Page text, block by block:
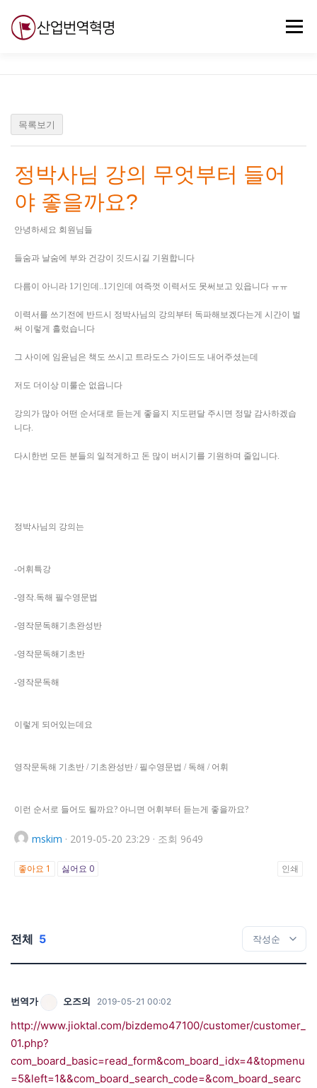
메뉴
목록보기
정박사님 강의 무엇부터 들어
야 좋을까요?
안녕하세요 회원님들
들숨과 날숨에 부와 건강이 깃드시길 기원합니다
다름이 아니라 1기인데..1기인데 여즉껏 이력서도 못써보고 있읍니다 ㅠㅠ
이력서를 쓰기전에 반드시 정박사님의 강의부터 독파해보겠다는게 시간이 벌
써 이렇게 흘렀습니다
그 사이에 임윤님은 책도 쓰시고 트라도스 가이드도 내어주셨는데
저도 더이상 미룰순 없읍니다
강의가 많아 어떤 순서대로 듣는게 좋을지 지도편달 주시면 정말 감사하겠습
니다.
다시한번 모든 분들의 일적게하고 돈 많이 버시기를 기원하며 줄입니다.
정박사님의 강의는
-어휘특강
-영작.독해 필수영문법
-영작문독해기초완성반
-영작문독해기초반
-영작문독해
이렇게 되어있는데요
영작문독해 기초반 / 기초완성반 / 필수영문법 / 독해 / 어휘
이런 순서로 들어도 될까요? 아니면 어휘부터 듣는게 좋을까요?
mskim · 2019-05-20 23:29 · 조회 9649
좋아요 1 싫어요 0 인쇄
전체 5
번역가 오즈의 2019-05-21 00:02
http://www.jioktal.com/bizdemo47100/customer/customer_
01.php?
com_board_basic=read_form&com_board_idx=4&topmenu
=5&left=1&&com_board_search_code=&com_board_searc